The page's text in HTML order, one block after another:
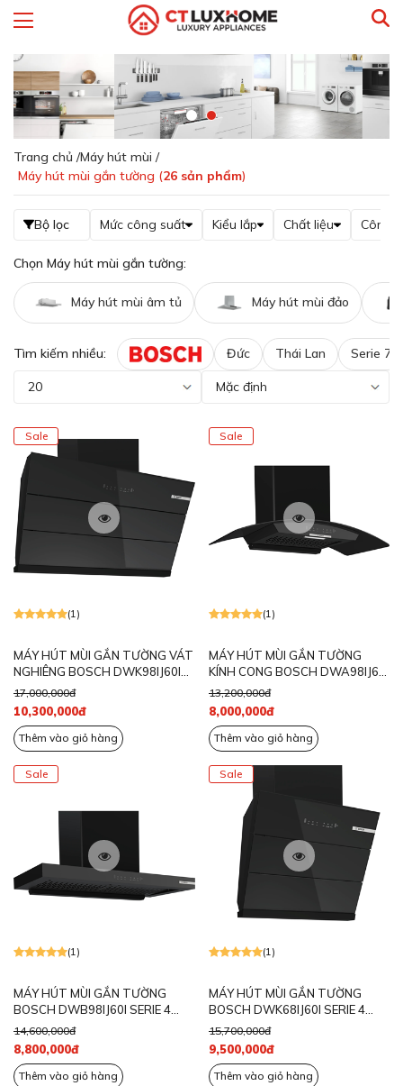
Trang chủ /Máy hút mùi /
Máy hút mùi gắn tường (26 sản phẩm)
Bộ lọc Mức công suất Kiểu lắp Chất liệu Công
Chọn Máy hút mùi gắn tường:
Máy hút mùi âm tủ Máy hút mùi đảo
Tìm kiếm nhiều: Đức Thái Lan Serie 7
Sale
(1)
MÁY HÚT MÙI GẮN TƯỜNG VÁT
NGHIÊNG BOSCH DWK98IJ60I
SERIE 4 NGANG 90CM
17,000,000đ
10,300,000đ
Thêm vào giỏ hàng
Sale
(1)
MÁY HÚT MÙI GẮN TƯỜNG
KÍNH CONG BOSCH DWA98IJ60I
SERIE 4 NGANG 90CM
13,200,000đ
8,000,000đ
Thêm vào giỏ hàng
Sale
(1)
MÁY HÚT MÙI GẮN TƯỜNG
BOSCH DWB98IJ60I SERIE 4
NGANG 90CM
14,600,000đ
8,800,000đ
Thêm vào giỏ hàng
Sale
(1)
MÁY HÚT MÙI GẮN TƯỜNG
BOSCH DWK68IJ60I SERIE 4
NGANG 60CM
15,700,000đ
9,500,000đ
Thêm vào giỏ hàng